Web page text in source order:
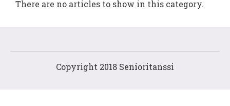
There are no articles to show in this category.
Copyright 2018 Senioritanssi